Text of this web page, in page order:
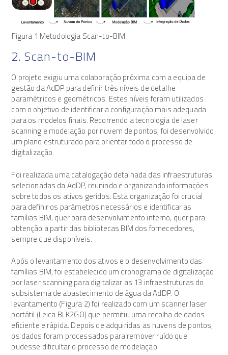
Figura 1 Metodologia Scan-to-BIM
2. Scan-to-BIM
O projeto exigiu uma colaboração próxima com a equipa de
gestão da AdDP para definir três níveis de detalhe
paramétricos e geométricos. Estes níveis foram utilizados
com o objetivo de identificar a configuração mais adequada
para os modelos finais. Recorrendo a tecnologia de laser
scanning e modelação por nuvem de pontos, foi desenvolvido
um plano estruturado para orientar todo o processo de
digitalização.
Foi realizada uma catalogação detalhada das infraestruturas
selecionadas da AdDP, reunindo e organizando informações
sobre todos os ativos geridos. Esta organização foi crucial
para definir os parâmetros necessários e identificar as
famílias BIM, quer para desenvolvimento interno, quer para
obtenção a partir das bibliotecas BIM dos fornecedores,
sempre que disponíveis.
Após o levantamento dos ativos e o desenvolvimento das
famílias BIM, foi estabelecido um cronograma de digitalização
por laser scanning para digitalizar as 13 infraestruturas do
subsistema de abastecimento de água da AdDP. O
levantamento (Figura 2) foi realizado com um scanner laser
portátil (Leica BLK2GO) que permitiu uma recolha de dados
eficiente e rápida. Depois de adquiridas as nuvens de pontos,
os dados foram processados para remover ruído que
pudesse dificultar o processo de modelação.